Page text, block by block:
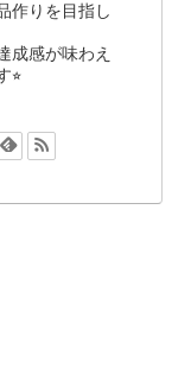
作りを目指し
成感が味わえ
⭐︎